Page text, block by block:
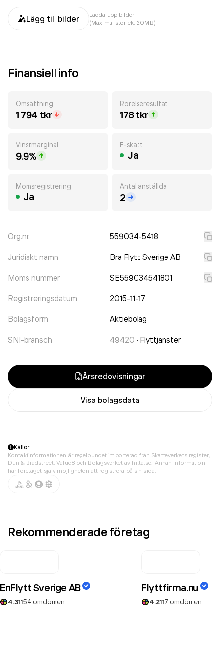
Lägg till bilder
Ladda upp bilder
(Maximal storlek: 20MB)
Finansiell info
Omsättning
1 794 tkr
Rörelseresultat
178 tkr
Vinstmarginal
9.9%
F-skatt
Ja
Momsregistrering
Ja
Antal anställda
2
Org.nr. 559034-5418
Juridiskt namn Bra Flytt Sverige AB
Moms nummer SE559034541801
Registreringsdatum 2015-11-17
Bolagsform Aktiebolag
SNI-bransch 49420 · Flyttjänster
Årsredovisningar
Visa bolagsdata
Källor
Kontaktinformationen är regelbundet importerad från Skatteverkets register,
Dun & Bradstreet, Value8 och Bolagsverket av hitta.se. Annan information
har företaget själv möjligheten att registrera på sin sida.
Rekommenderade företag
EnFlytt Sverige AB
4.31154 omdömen
Flyttfirma.nu
4.2117 omdömen